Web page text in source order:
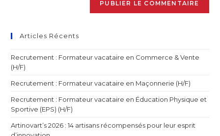
Articles Récents
Recrutement : Formateur vacataire en Commerce & Vente
(H/F)
Recrutement : Formateur vacataire en Maçonnerie (H/F)
Recrutement : Formateur vacataire en Éducation Physique et
Sportive (EPS) (H/F)
Artinovart’s 2026 : 14 artisans récompensés pour leur esprit